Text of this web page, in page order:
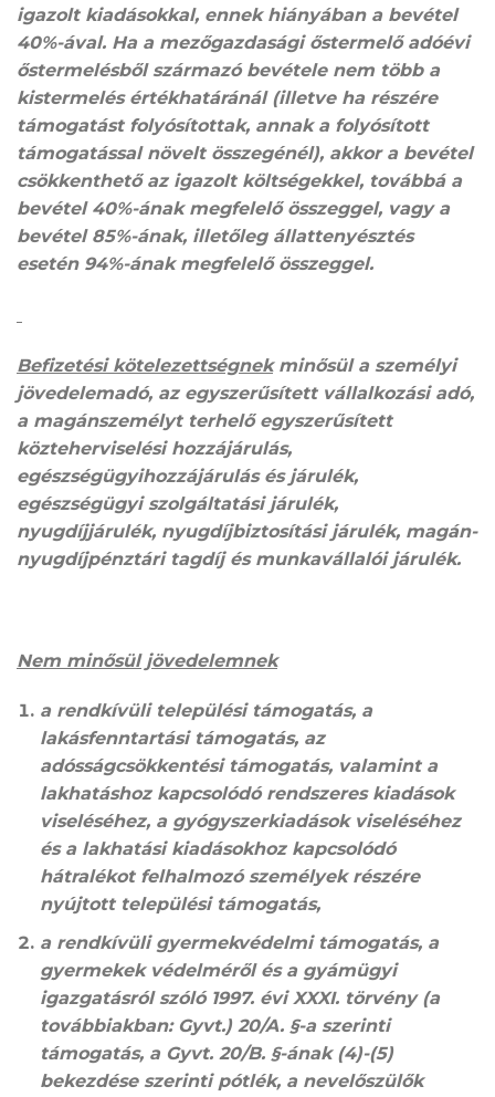
igazolt kiadásokkal, ennek hiányában a bevétel
40%-ával. Ha a mezőgazdasági őstermelő adóévi
őstermelésből származó bevétele nem több a
kistermelés értékhatáránál (illetve ha részére
támogatást folyósítottak, annak a folyósított
támogatással növelt összegénél), akkor a bevétel
csökkenthető az igazolt költségekkel, továbbá a
bevétel 40%-ának megfelelő összeggel, vagy a
bevétel 85%-ának, illetőleg állattenyésztés
esetén 94%-ának megfelelő összeggel.
Befizetési kötelezettségnekminősül a személyi
jövedelemadó, az egyszerűsített vállalkozási adó,
a magánszemélyt terhelő egyszerűsített
közteherviselési hozzájárulás,
egészségügyihozzájárulás és járulék,
egészségügyi szolgáltatási járulék,
nyugdíjjárulék, nyugdíjbiztosítási járulék, magán-
nyugdíjpénztári tagdíj és munkavállalói járulék.
Nem minősül jövedelemnek
a rendkívüli települési támogatás, a
lakásfenntartási támogatás, az
adósságcsökkentési támogatás, valamint a
lakhatáshoz kapcsolódó rendszeres kiadások
viseléséhez, a gyógyszerkiadások viseléséhez
és a lakhatási kiadásokhoz kapcsolódó
hátralékot felhalmozó személyek részére
nyújtott települési támogatás,
a rendkívüli gyermekvédelmi támogatás, a
gyermekek védelméről és a gyámügyi
igazgatásról szóló 1997. évi XXXI. törvény (a
továbbiakban: Gyvt.) 20/A. §-a szerinti
támogatás, a Gyvt. 20/B. §-ának (4)-(5)
bekezdése szerinti pótlék, a nevelőszülők